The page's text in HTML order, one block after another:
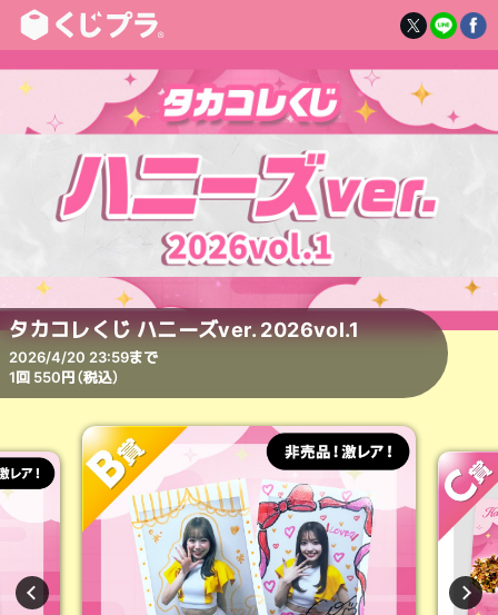
タカコレくじ ハニーズver. 2026vol.1
2026/4/20 23:59まで
1回 550円（税込）